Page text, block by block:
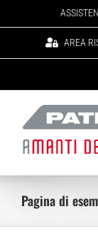
to
AREA
Pagina di